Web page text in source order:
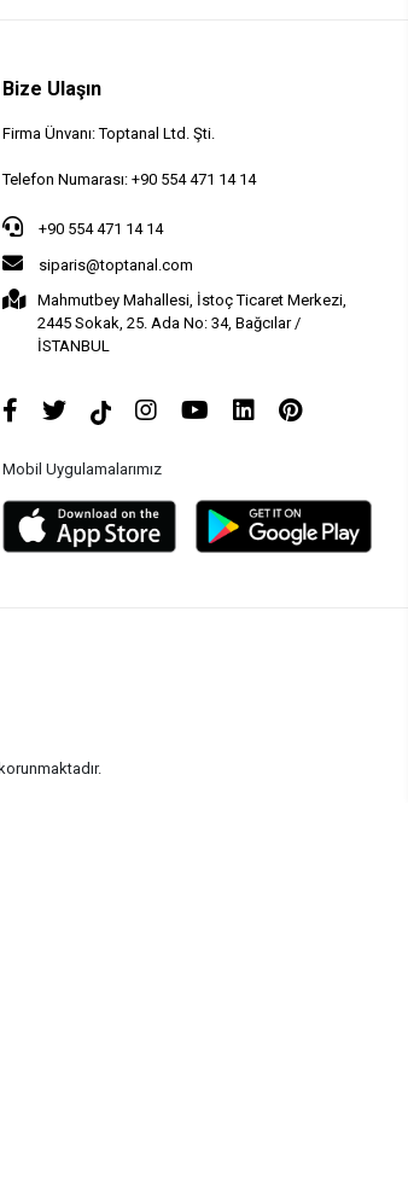
Bize Ulaşın
Firma Ünvanı: Toptanal Ltd. Şti.
Telefon Numarası: +90 554 471 14 14
+90 554 471 14 14
siparis@toptanal.com
Mahmutbey Mahallesi, İstoç Ticaret Merkezi,
2445 Sokak, 25. Ada No: 34, Bağcılar /
İSTANBUL
Mobil Uygulamalarımız